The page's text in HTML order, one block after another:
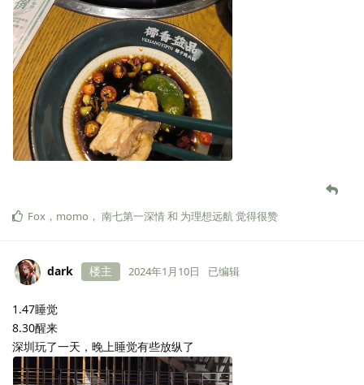
Fox ， momo ， 南七第一深情和 为理想远航觉得很赞
dark 楼主 2024年1月10日 已编辑
1.47睡觉
8.30醒来
深圳玩了一天，晚上睡觉有些放纵了